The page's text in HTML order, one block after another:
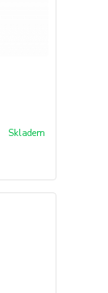
Skladem